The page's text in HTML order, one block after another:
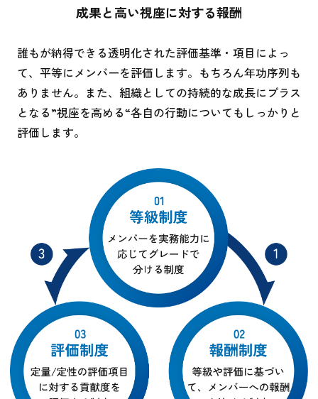
成果と高い視座に対する報酬
誰もが納得できる透明化された評価基準・項目によっ
て、平等にメンバーを評価します。もちろん年功序列も
ありません。また、組織としての持続的な成長にプラス
となる”視座を高める“各自の行動についてもしっかりと
評価します。